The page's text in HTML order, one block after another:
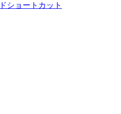
ショートカット